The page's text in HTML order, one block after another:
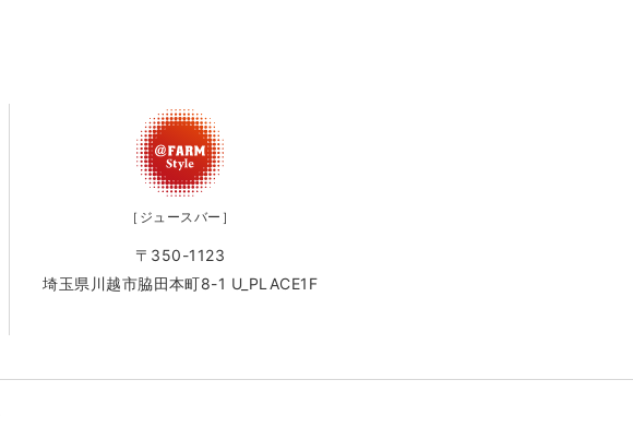
［ジュースバー］
〒350-1123
埼玉県川越市脇田本町8-1 U_PLACE1F